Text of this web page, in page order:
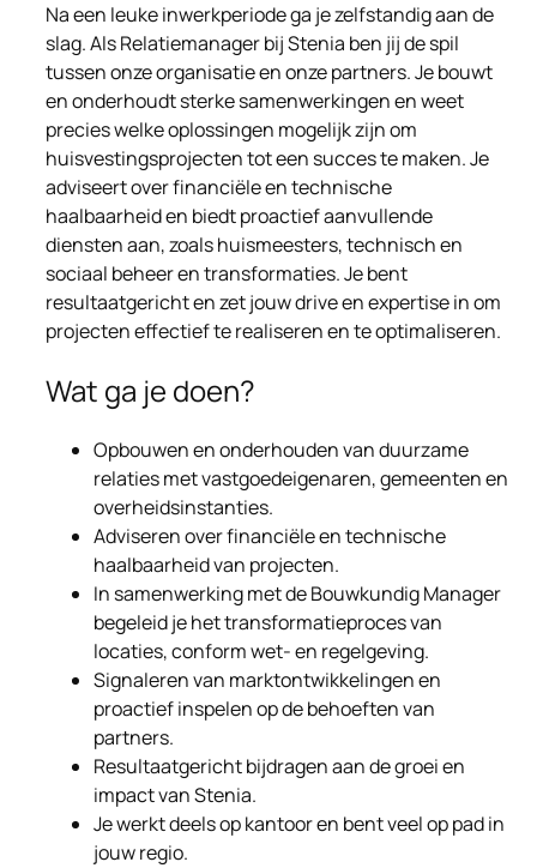
Na een leuke inwerkperiode ga je zelfstandig aan de
slag. Als Relatiemanager bij Stenia ben jij de spil
tussen onze organisatie en onze partners. Je bouwt
en onderhoudt sterke samenwerkingen en weet
precies welke oplossingen mogelijk zijn om
huisvestingsprojecten tot een succes te maken. Je
adviseert over financiële en technische
haalbaarheid en biedt proactief aanvullende
diensten aan, zoals huismeesters, technisch en
sociaal beheer en transformaties. Je bent
resultaatgericht en zet jouw drive en expertise in om
projecten effectief te realiseren en te optimaliseren.
Wat ga je doen?
Opbouwen en onderhouden van duurzame
relaties met vastgoedeigenaren, gemeenten en
overheidsinstanties.
Adviseren over financiële en technische
haalbaarheid van projecten.
In samenwerking met de Bouwkundig Manager
begeleid je het transformatieproces van
locaties, conform wet- en regelgeving.
Signaleren van marktontwikkelingen en
proactief inspelen op de behoeften van
partners.
Resultaatgericht bijdragen aan de groei en
impact van Stenia.
Je werkt deels op kantoor en bent veel op pad in
jouw regio.